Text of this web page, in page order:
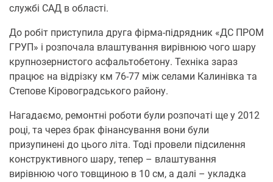
службі САД в області.
До робіт приступила друга фірма-підрядник «ДС ПРОМ
ГРУП» і розпочала влаштування вирівнюю чого шару
крупнозернистого асфальтобетону. Техніка зараз
працює на відрізку км 76-77 між селами Калинівка та
Степове Кіровоградського району.
Нагадаємо, ремонтні роботи були розпочаті ще у 2012
році, та через брак фінансування вони були
призупинені до цього літа. Тоді провели підсилення
конструктивного шару, тепер – влаштування
вирівнюю чого товщиною в 10 см, а далі – укладка